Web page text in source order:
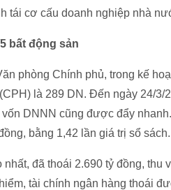
tái cơ cấu doanh nghiệp nhà
bất động sản
phòng Chính phủ, trong kế
là 289 DN. Đến ngày 24/3/
DNNN cũng được đẩy
bằng 1,42 lần giá trị sổ sách.
đã thoái 2.690 tỷ đồng, thu
tài chính ngân hàng thoái